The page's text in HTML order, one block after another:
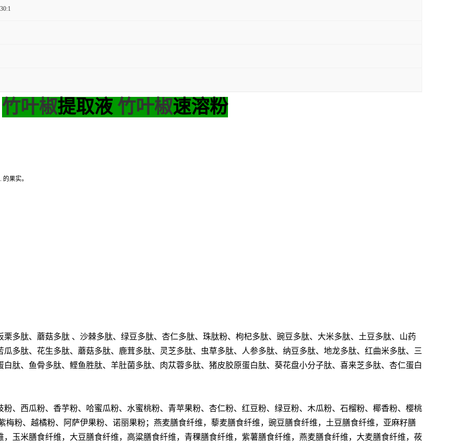
竹叶椒提取液 竹叶椒速溶粉
果实。
栗多肽、蘑菇多肽 、沙棘多肽、绿豆多肽、杏仁多肽、珠肽粉、枸杞多肽、豌豆多肽、大米多肽、土豆多肽、山药
多肽、花生多肽、蘑菇多肽、鹿茸多肽、灵芝多肽、虫草多肽、人参多肽、纳豆多肽、地龙多肽、红曲米多肽、三
肽、鱼骨多肽、鲣鱼胜肽、羊肚菌多肽、肉苁蓉多肽、猪皮胶原蛋白肽、葵花盘小分子肽、喜来芝多肽、杏仁蛋白
、西瓜粉、香芋粉、哈蜜瓜粉、水蜜桃粉、青苹果粉、杏仁粉、红豆粉、绿豆粉、木瓜粉、石榴粉、椰香粉、樱桃
梅粉、越橘粉、阿萨伊果粉、诺丽果粉；燕麦膳食纤维，藜麦膳食纤维，豌豆膳食纤维，土豆膳食纤维，亚麻籽膳
玉米膳食纤维，大豆膳食纤维，高粱膳食纤维，青稞膳食纤维，紫薯膳食纤维，燕麦膳食纤维，大麦膳食纤维，莜